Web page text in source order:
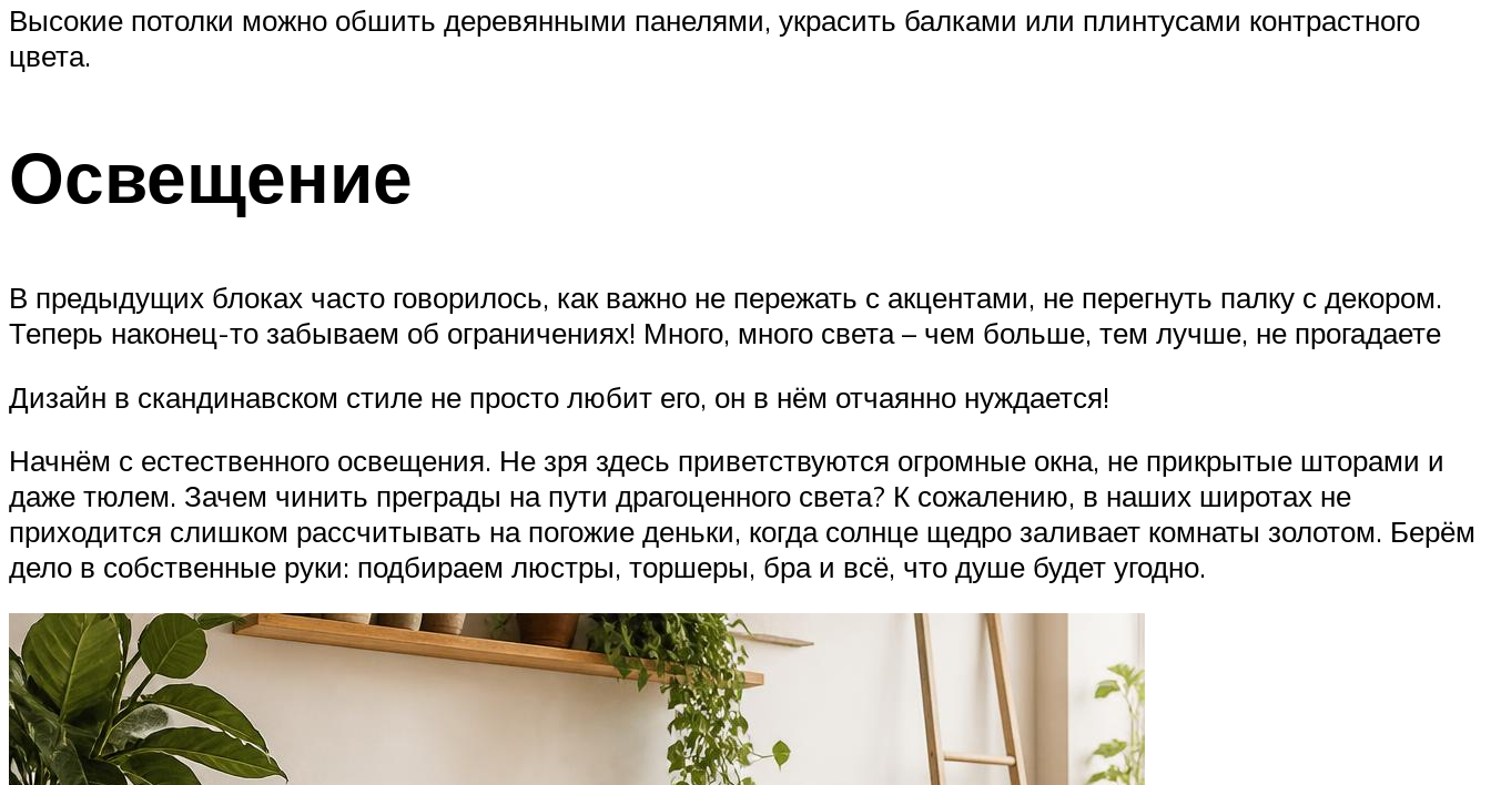
Высокие потолки можно обшить деревянными панелями, украсить балками или плинтусами контрастного
цвета.
Освещение
В предыдущих блоках часто говорилось, как важно не пережать с акцентами, не перегнуть палку с декором.
Теперь наконец-то забываем об ограничениях! Много, много света – чем больше, тем лучше, не прогадаете
Дизайн в скандинавском стиле не просто любит его, он в нём отчаянно нуждается!
Начнём с естественного освещения. Не зря здесь приветствуются огромные окна, не прикрытые шторами и
даже тюлем. Зачем чинить преграды на пути драгоценного света? К сожалению, в наших широтах не
приходится слишком рассчитывать на погожие деньки, когда солнце щедро заливает комнаты золотом. Берём
дело в собственные руки: подбираем люстры, торшеры, бра и всё, что душе будет угодно.